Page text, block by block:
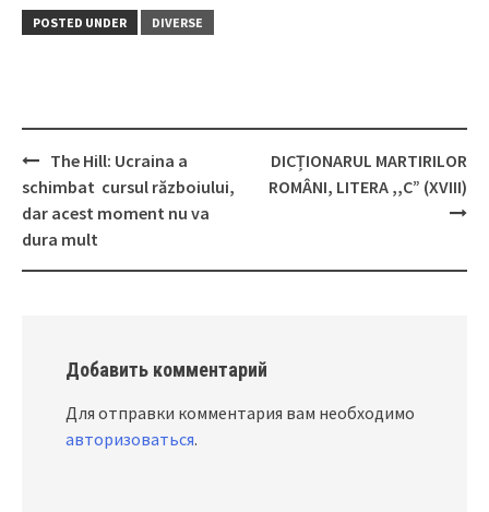
POSTED UNDER DIVERSE
Post
navigation
The Hill: Ucraina a
schimbat cursul războiului,
dar acest moment nu va
dura mult
DICȚIONARUL MARTIRILOR
ROMÂNI, LITERA ,,C” (XVIII)
Добавить комментарий
Для отправки комментария вам необходимо
авторизоваться.